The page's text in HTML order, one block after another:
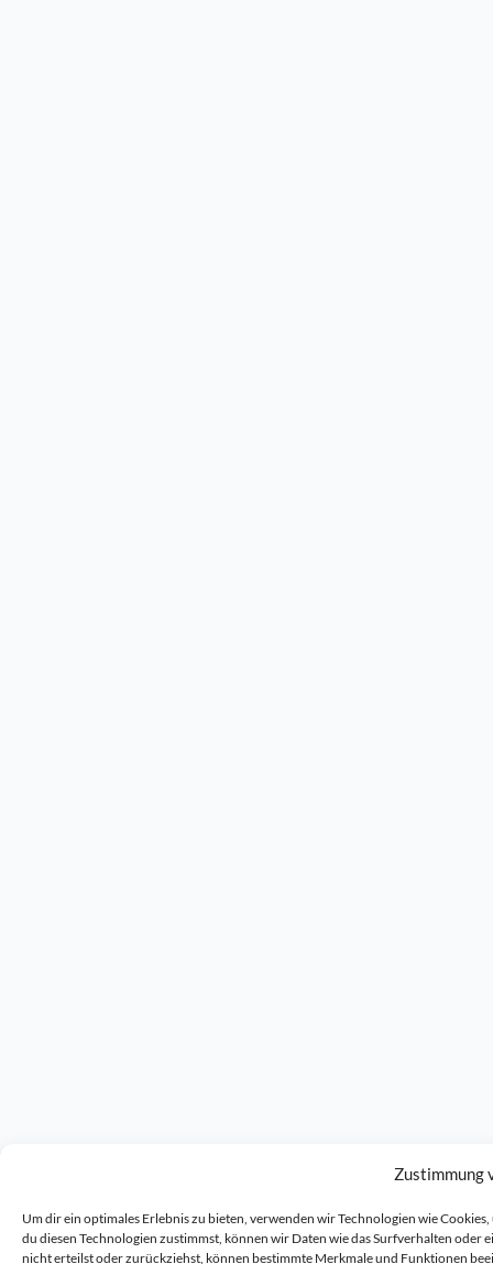
Zustimmung
Um dir ein optimales Erlebnis zu bieten, verwenden wir Technologien wie
du diesen Technologien zustimmst, können wir Daten wie das Surfverhalten
nicht erteilst oder zurückziehst, können bestimmte Merkmale und Funktionen